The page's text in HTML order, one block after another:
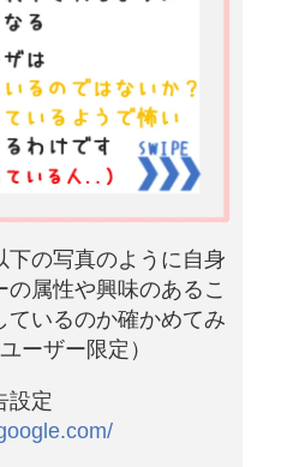
下の写真のように自身
属性や興味のあるこ
ているのか確かめてみ
ーザー限定）
設定